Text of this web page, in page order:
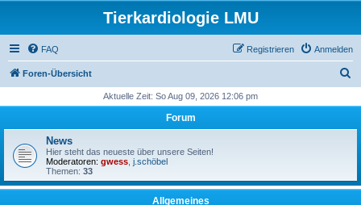
Tierkardiologie LMU
FAQ Anmelden
Registrieren
Foren-Übersicht
h
Aktuelle Zeit: So Aug 09, 2026 12:06 pm
Forum
News
Hier steht das neueste über unsere Seiten!
Moderatoren: gwess j.schöbel
Themen: 33
Allgemeines